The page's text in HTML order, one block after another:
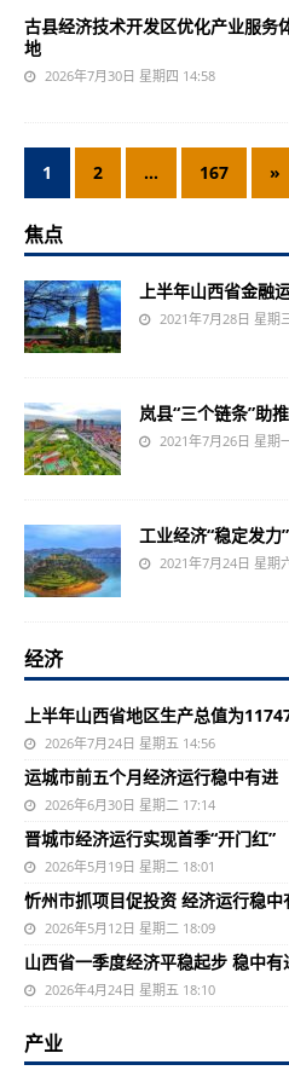
古县经济技术开发区优化产业服务
地
2026年7月30日 星期四 14:58
1 2 … 167 »
焦点
上半年山西省金融
2021年7月28日 星期
岚县“三个链条”助
2021年7月26日 星期
工业经济“稳定发力
2021年7月24日 星期
经济
上半年山西省地区生产总值为
2026年7月24日 星期五 14:56
运城市前五个月经济运行稳中有进
2026年6月30日 星期二 17:14
晋城市经济运行实现首季“开门红”
2026年5月19日 星期二 18:01
忻州市抓项目促投资 经济运行稳中
2026年5月12日 星期二 18:09
山西省一季度经济平稳起步 稳中有
2026年4月24日 星期五 18:10
产业